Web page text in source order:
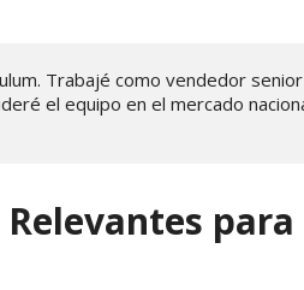
Trabajé como vendedor
el equipo en el mercado
para